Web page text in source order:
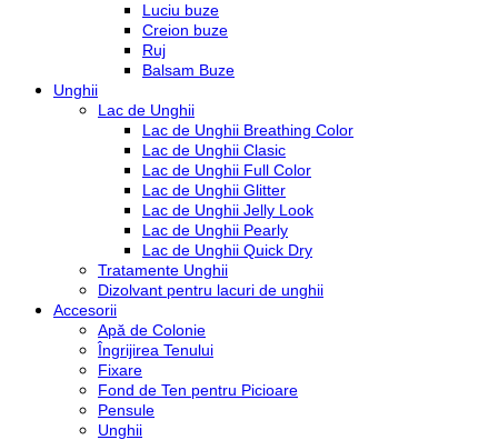
Luciu buze
Creion buze
Ruj
Balsam Buze
Unghii
Lac de Unghii
Lac de Unghii Breathing Color
Lac de Unghii Clasic
Lac de Unghii Full Color
Lac de Unghii Glitter
Lac de Unghii Jelly Look
Lac de Unghii Pearly
Lac de Unghii Quick Dry
Tratamente Unghii
Dizolvant pentru lacuri de unghii
Accesorii
Apă de Colonie
Îngrijirea Tenului
Fixare
Fond de Ten pentru Picioare
Pensule
Unghii